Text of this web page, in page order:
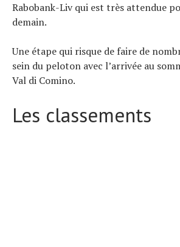
Rabobank-Liv qui est très attendue
demain.
Une étape qui risque de faire de
sein du peloton avec l’arrivée au
Val di Comino.
Les classements